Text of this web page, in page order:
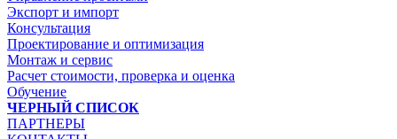
Экспорт и импорт
Консультация
Проектирование и оптимизация
Монтаж и сервис
Расчет стоимости, проверка и оценка
Обучение
ЧЕРНЫЙ СПИСОК
ПАРТНЕРЫ